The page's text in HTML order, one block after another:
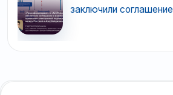
заключили соглашение